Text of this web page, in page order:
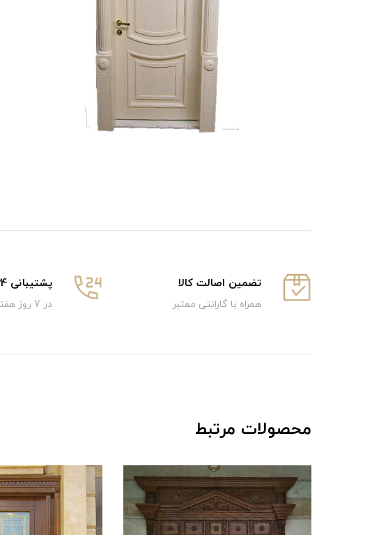
تضمین اصالت کالا
همراه با گارانتی معتبر
پشتیبانی 24 ساعته
در 7 روز هفته
محصولات مرتبط